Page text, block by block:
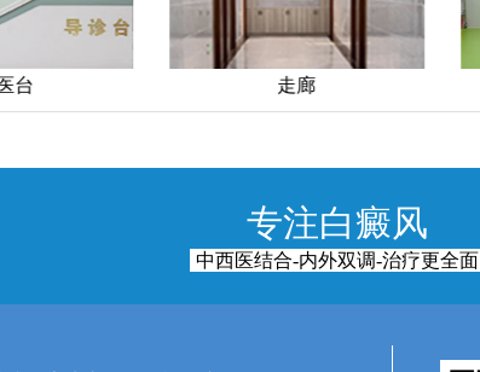
台 走廊
专注白癜风
中西医结合-内外双调-治疗更全面